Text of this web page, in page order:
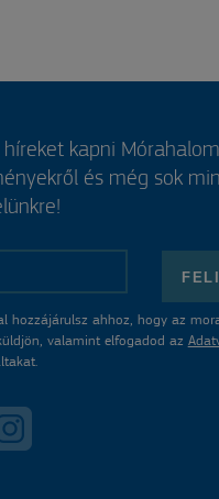
kapni
és még sok
hozzájárulsz ahhoz, hogy az
valamint elfogadod az